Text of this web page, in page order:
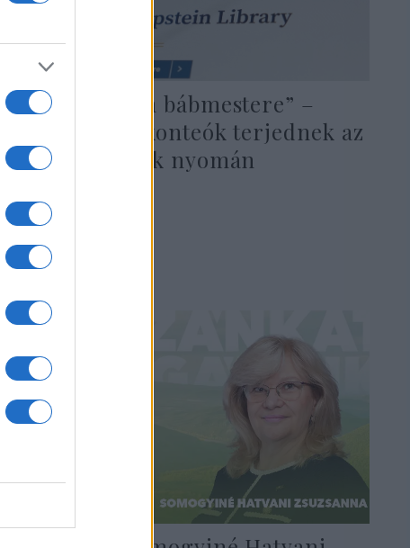
„A mélyállam bábmestere” –
antiszemita konteók terjednek az
Epstein-akták nyomán
2026. február 7.